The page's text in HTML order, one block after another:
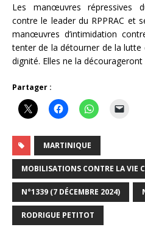
Les manœuvres répressives
contre le leader du RPPRAC et
manœuvres d’intimidation
tenter de la détourner de la
dignité. Elles ne la décourageront
Partager :
MARTINIQUE
MOBILISATIONS CONTRE LA VIE
N°1339 (7 DÉCEMBRE 2024)
RODRIGUE PETITOT